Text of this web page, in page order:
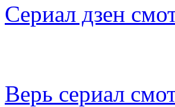
Сериал дзен
Верь сериал